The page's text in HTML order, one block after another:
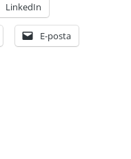
LinkedIn
E-posta